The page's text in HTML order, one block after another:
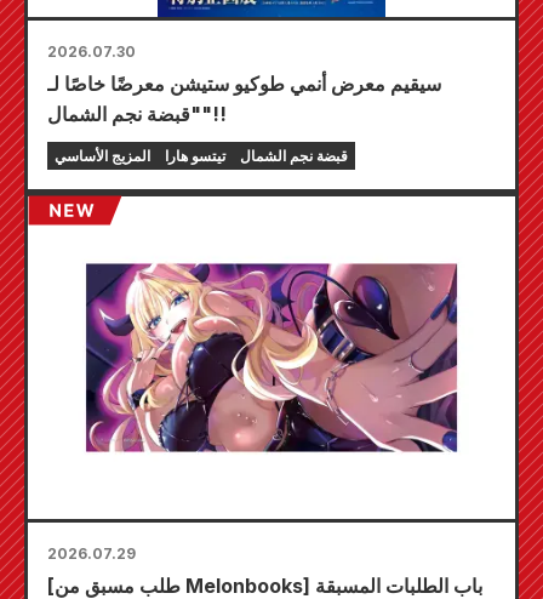
2026.07.30
سيقيم معرض أنمي طوكيو ستيشن معرضًا خاصًا لـ
"قبضة نجم الشمال"!!
المزيج الأساسي تيتسو هارا قبضة نجم الشمال
2026.07.29
[طلب مسبق من Melonbooks] باب الطلبات المسبقة